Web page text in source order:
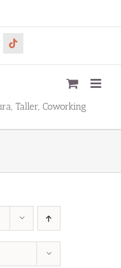
Tiktok
Taller, Coworking